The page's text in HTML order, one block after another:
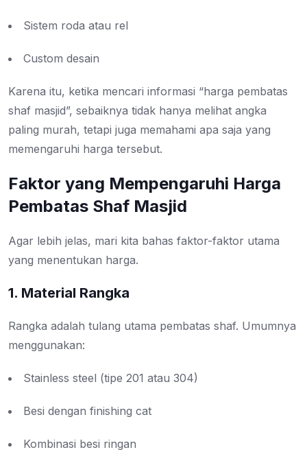
Sistem roda atau rel
Custom desain
Karena itu, ketika mencari informasi “harga pembatas
shaf masjid”, sebaiknya tidak hanya melihat angka
paling murah, tetapi juga memahami apa saja yang
memengaruhi harga tersebut.
Faktor yang Mempengaruhi Harga
Pembatas Shaf Masjid
Agar lebih jelas, mari kita bahas faktor-faktor utama
yang menentukan harga.
1. Material Rangka
Rangka adalah tulang utama pembatas shaf. Umumnya
menggunakan:
Stainless steel (tipe 201 atau 304)
Besi dengan finishing cat
Kombinasi besi ringan